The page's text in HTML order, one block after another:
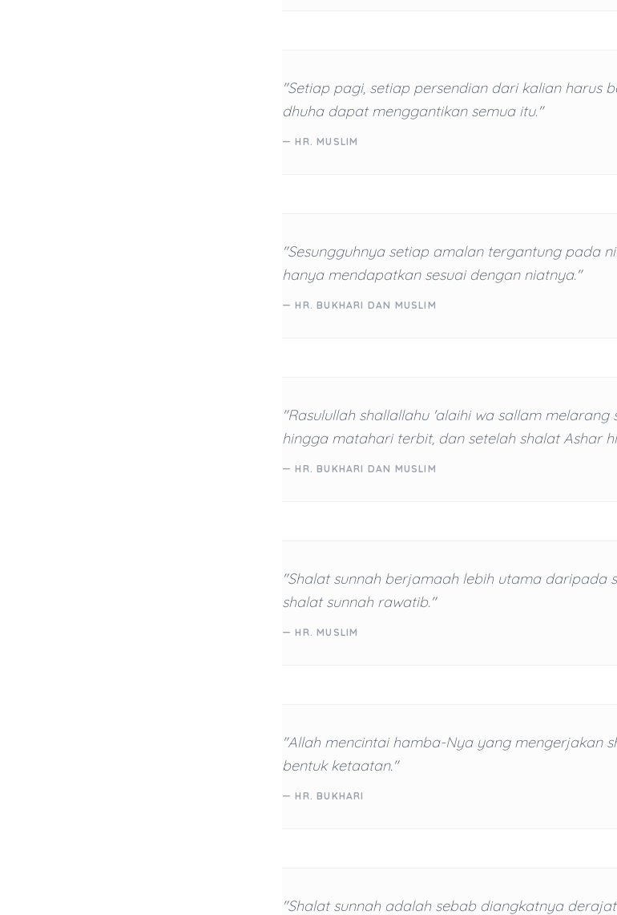
"Setiap pagi, setiap persendian dari kalian harus
dhuha dapat menggantikan semua itu."
— HR. MUSLIM
"Sesungguhnya setiap amalan tergantung pada
hanya mendapatkan sesuai dengan niatnya."
— HR. BUKHARI DAN MUSLIM
"Rasulullah shallallahu 'alaihi wa sallam melarang
hingga matahari terbit, dan setelah shalat Ashar
— HR. BUKHARI DAN MUSLIM
"Shalat sunnah berjamaah lebih utama daripada
shalat sunnah rawatib."
— HR. MUSLIM
"Allah mencintai hamba-Nya yang mengerjakan
bentuk ketaatan."
— HR. BUKHARI
"Shalat sunnah adalah sebab diangkatnya